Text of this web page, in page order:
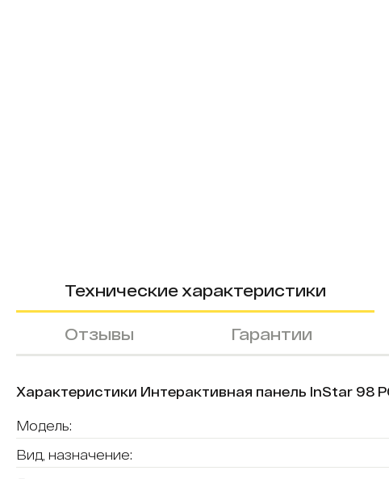
Технические характеристики
Отзывы Гарантии
Характеристики Интерактивная панель InStar 98
Модель:
Вид, назначение: